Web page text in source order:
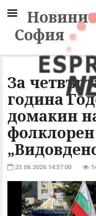
София
За
година
домакин
23.06.2026 14:37:00